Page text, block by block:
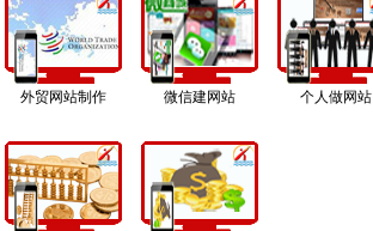
外贸网站制作 微信建网站 个人做网站